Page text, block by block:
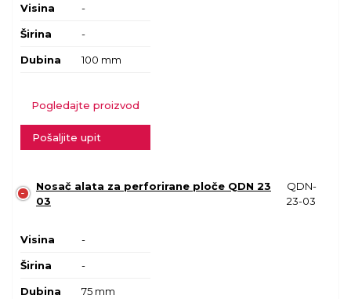
Visina -
Širina -
Dubina 100 mm
Pogledajte proizvod
Pošaljite upit
Nosač alata za perforirane ploče QDN 23
03
QDN-
23-03
Visina -
Širina -
Dubina 75 mm